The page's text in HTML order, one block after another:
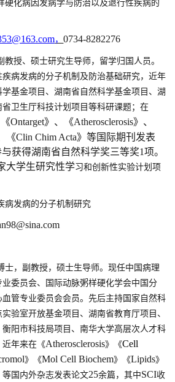
硬化病因发病学与防治以及退行性疾病的
@163.com，0734-8282276
教授、硕士研究生导师，留学归国人员。
病发病的分子机制及防治基础研究，近年
基金项目、湖南省自然科学基金项目、湖
卫生厅科技计划项目等科研课题；在
Ontarget》、《Atherosclerosis》、
《Clin Chim Acta》等国际期刊发表
获得湖南省自然科学奖三等奖1项。
大学生研究性学习和创新性实验计划项
病发病的分子机制研究
士，副教授，硕士生导师。现任中国病理
委员会、国际动脉粥样硬化学会中国分
管专业委员会会员。先后主持国家自然科
验室开放基金项目、湖南省教育厅项目、
阳市科技局项目、南华大学高层次人才科
年来在《Atherosclerosis》《Cell
》《Mol Cell Biochem》《Lipids》
国内外杂志发表论文25余篇，其中SCI收